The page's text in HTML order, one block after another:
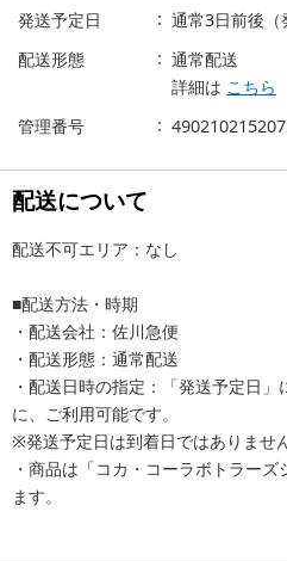
発送予定日
通常3日前後（
配送形態
通常配送
詳細は こちら
管理番号
配送について
配送不可エリア：なし
■配送方法・時期
・配送会社：佐川急便
・配送形態：通常配送
・配送日時の指定：「発送予定日
に、ご利用可能です。
※発送予定日は到着日ではありません
・商品は「コカ・コーラボトラー
ます。